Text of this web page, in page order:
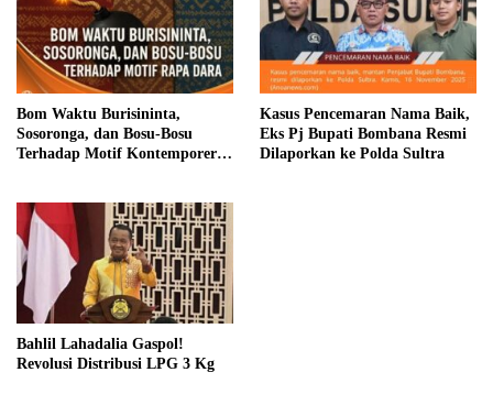
Bom Waktu Burisininta,
Sosoronga, dan Bosu-Bosu
Terhadap Motif Kontemporer
Kasus Pencemaran Nama Baik,
Eks Pj Bupati Bombana Resmi
Dilaporkan ke Polda Sultra
Bahlil Lahadalia Gaspol!
Revolusi Distribusi LPG 3 Kg